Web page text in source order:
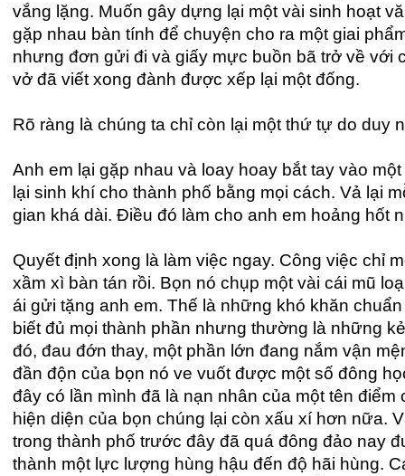
vắng lặng. Muốn gây dựng lại một vài sinh hoạt
gặp nhau bàn tính để chuyện cho ra một giai
nhưng đơn gửi đi và giấy mực buồn bã trở về với
vở đã viết xong đành được xếp lại một đống.
Rõ ràng là chúng ta chỉ còn lại một thứ tự do duy
Anh em lại gặp nhau và loay hoay bắt tay vào
lại sinh khí cho thành phố bằng mọi cách. Vả lại
gian khá dài. Điều đó làm cho anh em hoảng hốt
Quyết định xong là làm việc ngay. Công việc chỉ
xầm xì bàn tán rồi. Bọn nó chụp một vài cái mũ
ái gửi tặng anh em. Thế là những khó khăn
biết đủ mọi thành phần nhưng thường là những
đó, đau đớn thay, một phần lớn đang nắm vận
đần độn của bọn nó ve vuốt được một số đông
đây có lần mình đã là nạn nhân của một tên
hiện diện của bọn chúng lại còn xấu xí hơn nữa.
trong thành phố trước đây đã quá đông đảo nay
thành một lực lượng hùng hậu đến độ hãi hùng.